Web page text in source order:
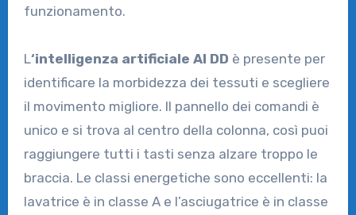
funzionamento.
L‘intelligenza artificiale AI DD è presente per
identificare la morbidezza dei tessuti e scegliere
il movimento migliore. Il pannello dei comandi è
unico e si trova al centro della colonna, così puoi
raggiungere tutti i tasti senza alzare troppo le
braccia. Le classi energetiche sono eccellenti: la
lavatrice è in classe A e l’asciugatrice è in classe